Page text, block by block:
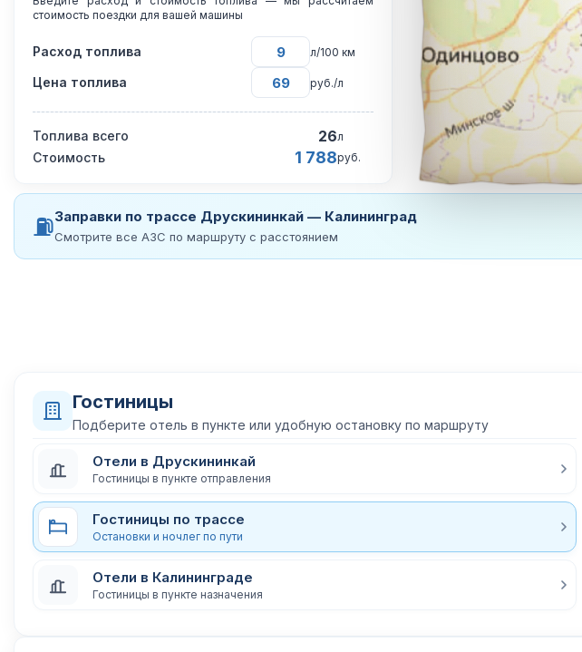
стоимость поездки для вашей машины
Расход топлива л/100 км
Цена топлива руб./л
Топлива всего 26л
Стоимость 1 788руб.
⛽Заправки по трассе Друскининкай — Калининград
Смотрите все АЗС по маршруту с расстоянием
Гостиницы
Подберите отель в пункте или удобную остановку по маршруту
Отели в Друскининкай
Гостиницы в пункте отправления
Гостиницы по трассе
Остановки и ночлег по пути
Отели в Калининграде
Гостиницы в пункте назначения